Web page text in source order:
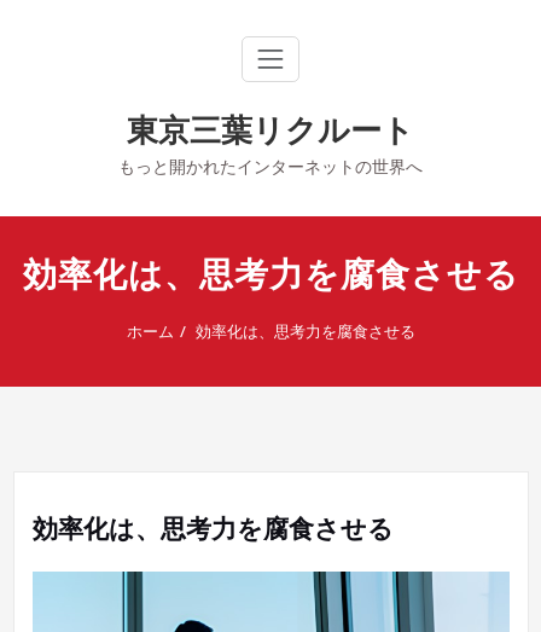
東京三葉リクルート
もっと開かれたインターネットの世界へ
効率化は、思考力を腐食させる
ホーム 効率化は、思考力を腐食させる
効率化は、思考力を腐食させる